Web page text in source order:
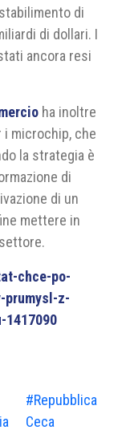
di
di dollari. I
ancora resi
ha inoltre
i microchip, che
la strategia è
di
di un
mettere in
chce-po-
prumysl-z-
#Repubblica
Ceca